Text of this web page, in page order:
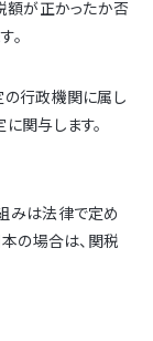
額が正かったか否
。
の行政機関に属し
関与します。
みは法律で定め
の場合は、関税